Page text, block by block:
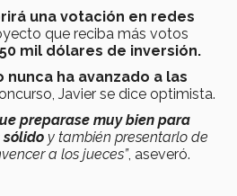
una votación en redes
que reciba más votos
50 mil dólares de inversión.
nunca ha avanzado a las
Javier se dice optimista.
preparase muy bien para
sólido y también presentarlo de
a los jueces”, aseveró.